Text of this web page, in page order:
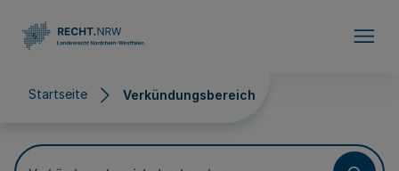
Startseite Verkündungsbereich
Verkündungsbereich